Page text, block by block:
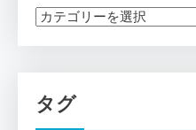
カ
ー
タグ